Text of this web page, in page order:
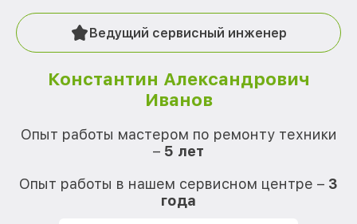
Ведущий сервисный инженер
Константин Александрович
Иванов
Опыт работы мастером по ремонту техники
– 5 лет
Опыт работы в нашем сервисном центре – 3
года